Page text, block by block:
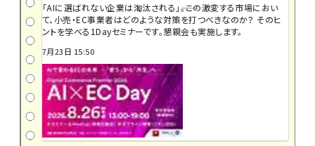
「AIに選ばれない企業は淘汰される」――。この激変する市場におい
て、小売・EC事業者はどのような対策を打つべきなのか？ そのヒ
ントを学べる1Dayセミナーです。懇親会も実施します。
7月23日 15:50